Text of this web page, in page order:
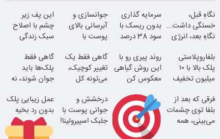
نگاهِ قبل،
خستگی داشت...
نگاهِ بعد، انرژی
بلفا با 25%
تخفیف
سرمایه گذاری
بدون ریسک با
سود 38 درصد
جوانسازی و
آبرسانی بالای
پوست با
این پف زیر
چشم با اصلاح
سبک زندگی
نیست
مشاوره رایگان
بگیر
بلفاروپلاستی
پلک بالا با ۱۰
میلیون تخفیف
روند پیری رو با
این روش گیاهی
معکوس کن
گاهی فقط یک
تغییر کوچیک،
می‌تونه کل
کنه
گاهی فقط
پلک‌ها باید
جوان شوند، نه
فرقی که بعد از
بلفا توی چشمات
می‌بینی، همه
درخشش و
جوانی پوست با
جلبک اسپیرولینا!
عمل زیبایی پلک
بدون رد بخیه